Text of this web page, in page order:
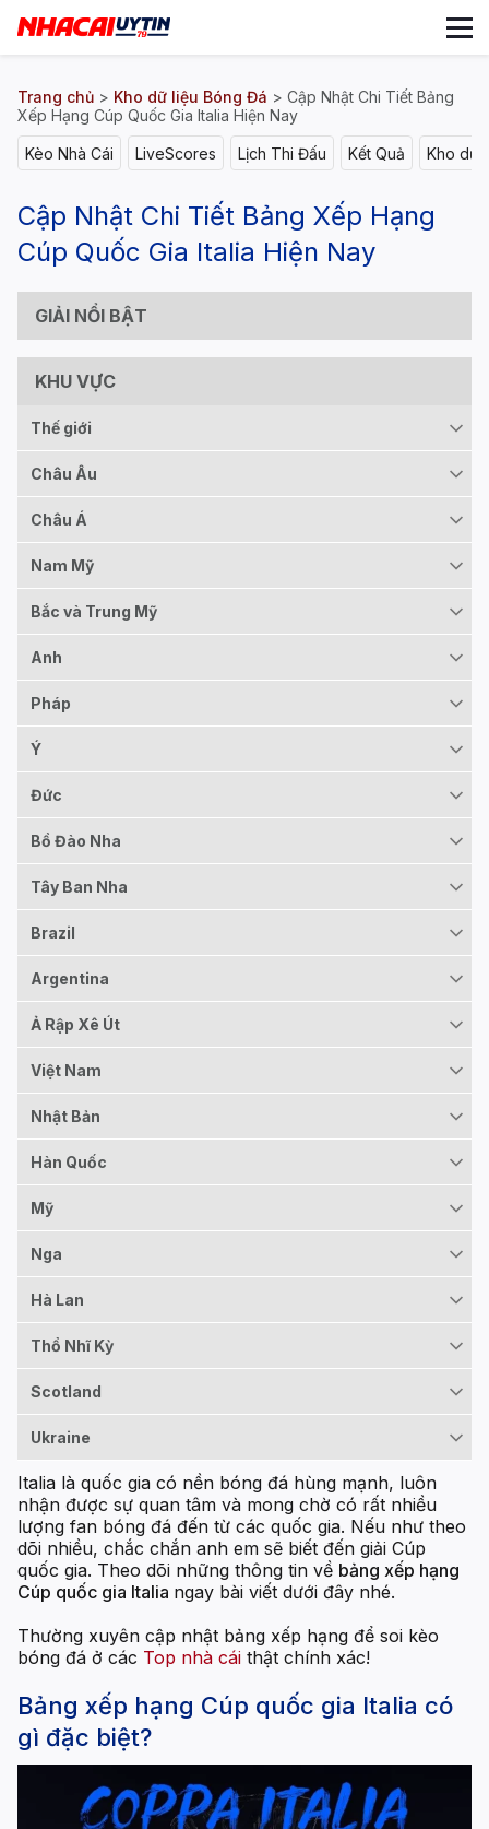
Trang chủ > Kho dữ liệu Bóng Đá > Cập Nhật Chi Tiết Bảng
Xếp Hạng Cúp Quốc Gia Italia Hiện Nay
Kèo Nhà Cái LiveScores Lịch Thi Đấu Kết Quả Kho dữ
Cập Nhật Chi Tiết Bảng Xếp Hạng
Cúp Quốc Gia Italia Hiện Nay
GIẢI NỔI BẬT
KHU VỰC
Thế giới
Châu Âu
Châu Á
Nam Mỹ
Bắc và Trung Mỹ
Anh
Pháp
Ý
Đức
Bồ Đào Nha
Tây Ban Nha
Brazil
Argentina
Ả Rập Xê Út
Việt Nam
Nhật Bản
Hàn Quốc
Mỹ
Nga
Hà Lan
Thổ Nhĩ Kỳ
Scotland
Ukraine
Italia là quốc gia có nền bóng đá hùng mạnh, luôn
nhận được sự quan tâm và mong chờ có rất nhiều
lượng fan bóng đá đến từ các quốc gia. Nếu như theo
dõi nhiều, chắc chắn anh em sẽ biết đến giải Cúp
quốc gia. Theo dõi những thông tin về bảng xếp hạng
Cúp quốc gia Italia ngay bài viết dưới đây nhé.
Thường xuyên cập nhật bảng xếp hạng để soi kèo
bóng đá ở các Top nhà cái thật chính xác!
Bảng xếp hạng Cúp quốc gia Italia có
gì đặc biệt?